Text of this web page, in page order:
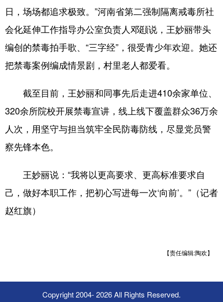
日，场场都追求极致。”河南省第二强制隔离戒毒所社
会化延伸工作指导办公室负责人邓颋说，王妙丽带头
编创的禁毒拍手歌、“三字经”，很受青少年欢迎。她还
把禁毒案例编成情景剧，村里老人都爱看。
截至目前，王妙丽和同事先后走进410余家单位、
320余所院校开展禁毒宣讲，线上线下覆盖群众36万余
人次，用坚守与担当筑牢全民防毒防线，尽显党员警
察先锋本色。
王妙丽说：“我将以更高要求、更高标准要求自
己，做好本职工作，把初心写进每一次‘向前’。”（记者
赵红旗）
【责任编辑:陶欢】
Copyright 2004-2026 All Rights Reserved.